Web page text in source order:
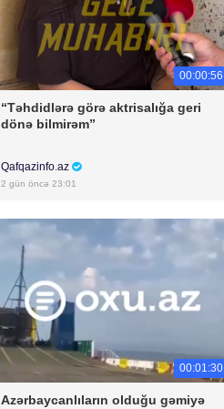
00:00:56
“Təhdidlərə görə aktrisalığa geri
dönə bilmirəm”
Qafqazinfo.az
2 gün öncə 23:01
00:01:30
Azərbaycanlıların olduğu gəmiyə